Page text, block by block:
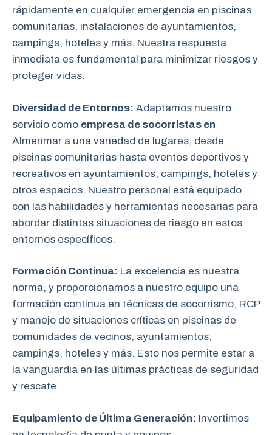
rápidamente en cualquier emergencia en piscinas
comunitarias, instalaciones de ayuntamientos,
campings, hoteles y más. Nuestra respuesta
inmediata es fundamental para minimizar riesgos y
proteger vidas.
Diversidad de Entornos: Adaptamos nuestro
servicio como empresa de socorristas en
Almerimar a una variedad de lugares, desde
piscinas comunitarias hasta eventos deportivos y
recreativos en ayuntamientos, campings, hoteles y
otros espacios. Nuestro personal está equipado
con las habilidades y herramientas necesarias para
abordar distintas situaciones de riesgo en estos
entornos específicos.
Formación Continua: La excelencia es nuestra
norma, y proporcionamos a nuestro equipo una
formación continua en técnicas de socorrismo, RCP
y manejo de situaciones críticas en piscinas de
comunidades de vecinos, ayuntamientos,
campings, hoteles y más. Esto nos permite estar a
la vanguardia en las últimas prácticas de seguridad
y rescate.
Equipamiento de Última Generación: Invertimos